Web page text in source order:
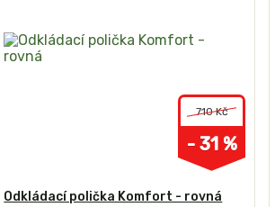
710 Kč
- 31 %
Odkládací polička Komfort - rovná